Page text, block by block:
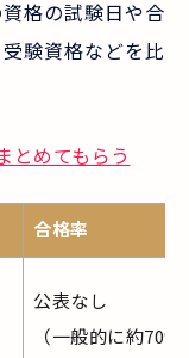
格の試験日や合
験資格などを比
とめてもらう
合格率
公表なし
（一般的に約70%